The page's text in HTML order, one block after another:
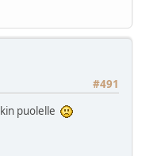
#491
puolelle